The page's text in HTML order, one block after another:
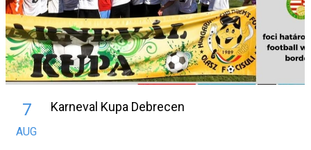
7
AUG
Karneval Kupa Debrecen